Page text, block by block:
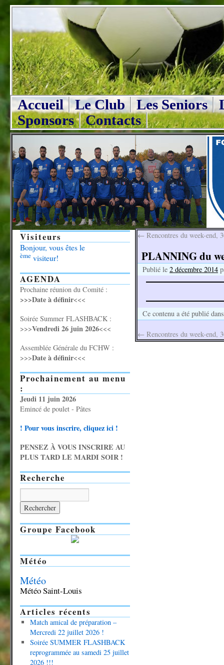
Accueil Le Club Les Seniors
Sponsors
Contacts
← Rencontres du week-end,
PLANNING du
Publié le 2 décembre 2014
Ce contenu a été publié
← Rencontres du week-end,
Visiteurs
Bonjour, vous êtes le
ème visiteur!
AGENDA
Prochaine réunion du Comité :
>>>Date à définir<<<
Soirée Summer FLASHBACK :
>>>Vendredi 26 juin 2026<<<
Assemblée Générale du FCHW :
>>>Date à définir<<<
Prochainement au menu
:
Jeudi 11 juin 2026
Emincé de poulet - Pâtes
! Pour vous inscrire, cliquez ici !
PENSEZ À VOUS INSCRIRE AU
PLUS TARD LE MARDI SOIR !
Recherche
Groupe Facebook
Météo
Météo
Météo Saint-Louis
Articles récents
Match amical de préparation –
Mercredi 22 juillet 2026 !
Soirée SUMMER FLASHBACK
reprogrammée au samedi 25 juillet
2026 !!!